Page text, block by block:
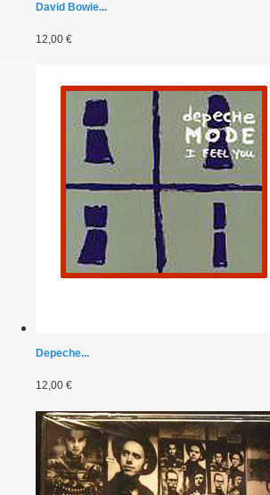
David Bowie...
12,00 €
Depeche...
12,00 €